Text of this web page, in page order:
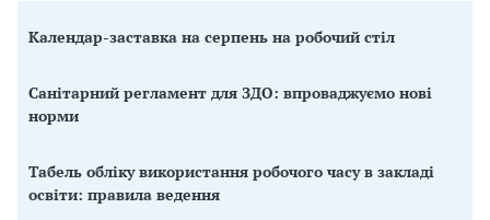
Календар-заставка на серпень на робочий стіл
Санітарний регламент для ЗДО: впроваджуємо нові
норми
Табель обліку використання робочого часу в закладі
освіти: правила ведення